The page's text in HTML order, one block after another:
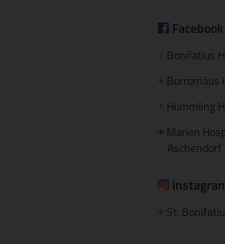
Facebook
+ Bonifatius
+ Borromäus
+ Hümmling
+ Marien
Aschendorf
St.